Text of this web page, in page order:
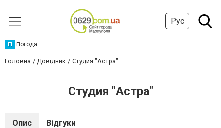
Рус
П Погода
Головна Довідник Студия "Астра"
Студия "Астра"
Опис Відгуки